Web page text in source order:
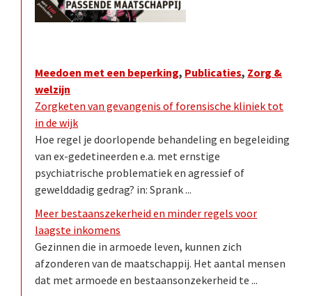
Meedoen met een beperking, Publicaties, Zorg &
welzijn
Zorgketen van gevangenis of forensische kliniek tot
in de wijk
Hoe regel je doorlopende behandeling en begeleiding
van ex-gedetineerden e.a. met ernstige
psychiatrische problematiek en agressief of
gewelddadig gedrag? in: Sprank ...
Meer bestaanszekerheid en minder regels voor
laagste inkomens
Gezinnen die in armoede leven, kunnen zich
afzonderen van de maatschappij. Het aantal mensen
dat met armoede en bestaansonzekerheid te ...